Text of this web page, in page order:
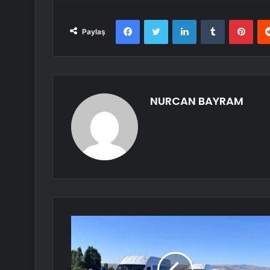
Paylaş
FacebookTwitterLinkedInTumblr
NURCAN BAYRAM